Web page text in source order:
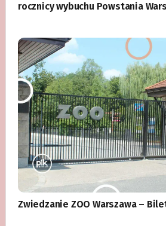
rocznicy wybuchu Powstania
Zwiedzanie ZOO Warszawa –